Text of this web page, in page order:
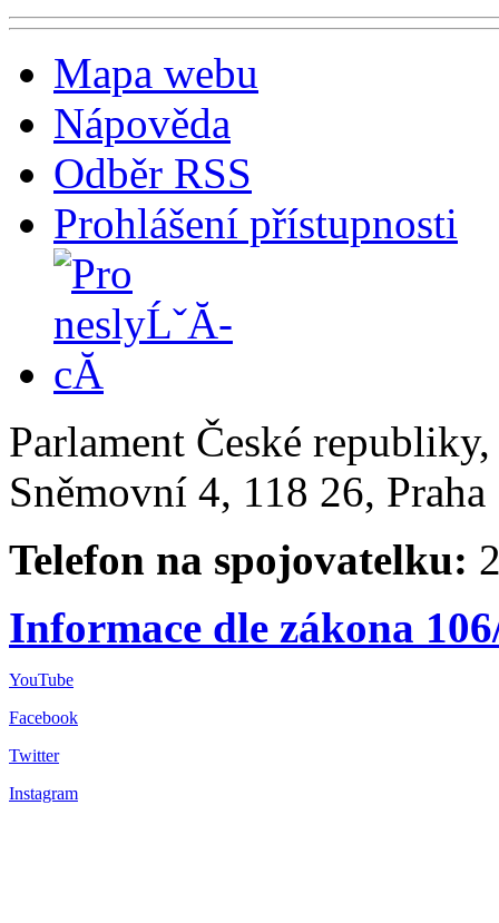
Mapa webu
Nápověda
Odběr RSS
Prohlášení přístupnosti
Parlament České
Sněmovní 4, 118 26,
Telefon na spojovatelku:
Informace dle zákona
YouTube
Facebook
Twitter
Instagram